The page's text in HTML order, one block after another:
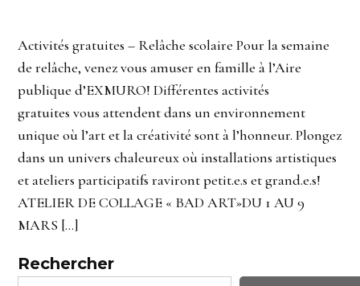
Activités gratuites – Relâche scolaire Pour la semaine
de relâche, venez vous amuser en famille à l’Aire
publique d’EXMURO! Différentes activités
gratuites vous attendent dans un environnement
unique où l’art et la créativité sont à l’honneur. Plongez
dans un univers chaleureux où installations artistiques
et ateliers participatifs raviront petit.e.s et grand.e.s!
ATELIER DE COLLAGE « BAD ART»DU 1 AU 9
MARS […]
Rechercher